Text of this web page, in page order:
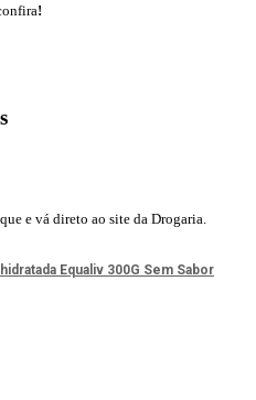
!
e vá direto ao site da Drogaria.
Equaliv 300G Sem Sabor